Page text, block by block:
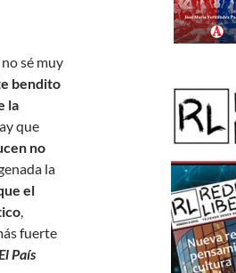
no sé muy
bendito
la
que
no
la
el
,
fuerte
País